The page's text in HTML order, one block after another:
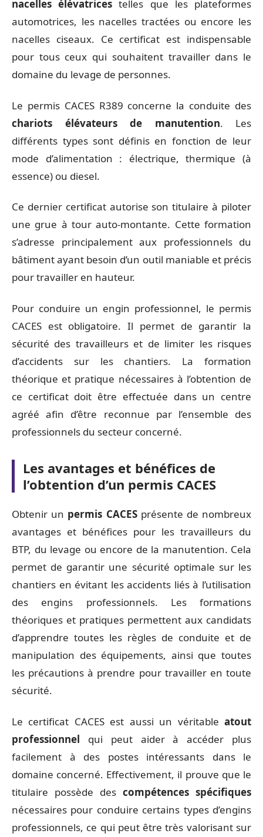
nacelles élévatrices telles que les plateformes
automotrices, les nacelles tractées ou encore les
nacelles ciseaux. Ce certificat est indispensable
pour tous ceux qui souhaitent travailler dans le
domaine du levage de personnes.
Le permis CACES R389 concerne la conduite des
chariots élévateurs de manutention. Les
différents types sont définis en fonction de leur
mode d’alimentation : électrique, thermique (à
essence) ou diesel.
Ce dernier certificat autorise son titulaire à piloter
une grue à tour auto-montante. Cette formation
s’adresse principalement aux professionnels du
bâtiment ayant besoin d’un outil maniable et précis
pour travailler en hauteur.
Pour conduire un engin professionnel, le permis
CACES est obligatoire. Il permet de garantir la
sécurité des travailleurs et de limiter les risques
d’accidents sur les chantiers. La formation
théorique et pratique nécessaires à l’obtention de
ce certificat doit être effectuée dans un centre
agréé afin d’être reconnue par l’ensemble des
professionnels du secteur concerné.
Les avantages et bénéfices de
l’obtention d’un permis CACES
Obtenir un permis CACESprésente de nombreux
avantages et bénéfices pour les travailleurs du
BTP, du levage ou encore de la manutention. Cela
permet de garantir une sécurité optimale sur les
chantiers en évitant les accidents liés à l’utilisation
des engins professionnels. Les formations
théoriques et pratiques permettent aux candidats
d’apprendre toutes les règles de conduite et de
manipulation des équipements, ainsi que toutes
les précautions à prendre pour travailler en toute
sécurité.
Le certificat CACES est aussi un véritable atout
professionnel qui peut aider à accéder plus
facilement à des postes intéressants dans le
domaine concerné. Effectivement, il prouve que le
titulaire possède des compétences spécifiques
nécessaires pour conduire certains types d’engins
professionnels, ce qui peut être très valorisant sur